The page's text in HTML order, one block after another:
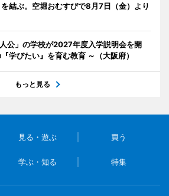
結ぶ。空堀おむすびで8月7日（金）より
公」の学校が2027年度入学説明会を開
学びたい』を育む教育 ～（大阪府）
もっと見る
見る・遊ぶ 買う
学ぶ・知る 特集